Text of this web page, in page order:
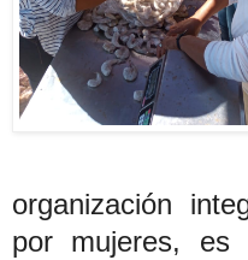
organización
por mujeres, es